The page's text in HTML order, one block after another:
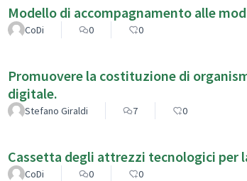
Modello di accompagnamento alle
CoDi 0 0
Promuovere la costituzione di
digitale.
Stefano Giraldi 7 0
Cassetta degli attrezzi tecnologici
CoDi 0 0